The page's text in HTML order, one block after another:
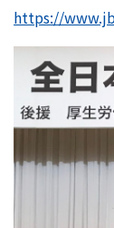
https://